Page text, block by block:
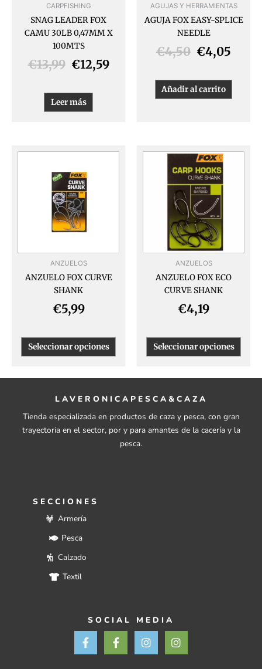
CARPFISHING
SNAG LEADER FOX
CAMU 30LB 0,47MM X
100MTS
€13,99 €12,59
Leer más
AGUJAS Y HERRAMIENTAS
AGUJA FOX EASY-SPLICE
NEEDLE
€4,50 €4,05
Añadir al carrito
ANZUELOS
ANZUELO FOX CURVE
SHANK
€5,99
Seleccionar opciones
Este
pueden
ANZUELOS
ANZUELO FOX ECO
CURVE SHANK
€4,19
Seleccionar opciones
Este
LAVERONICAPESCA&CAZA
Tienda especializada en productos de caza y pesca, con gran
trayectoria en el sector, por y para amantes de la cacería y la
pesca.
SECCIONES
Armería
Pesca
Calzado
Textil
SOCIAL MEDIA
F
a
c
F
a
c
I
n
s
I
n
s